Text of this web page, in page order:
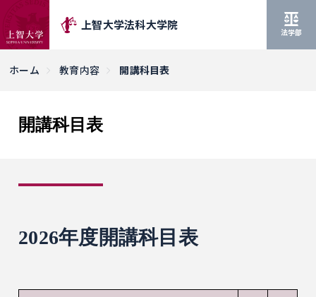
上智大学法科大学院 法学部
ホーム 教育内容 開講科目表
開講科目表
2026年度開講科目表